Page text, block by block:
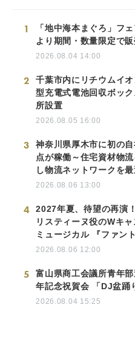
1
「地中海本まぐろ」フ
より期間・数量限定で
2026.08.04 14:00
2
千葉市内にリチウムイ
型充電式電池回収ボッ
所設置
2026.08.05 16:00
3
神奈川県厚木市に初の
点が稼働～住宅資材物
し物流ネットワークを最
2026.08.06 13:00
4
2027年夏、待望の再演
リスティーヌ役のWキ
ミュージカル 『ファント
2026.08.06 12:00
5
富山県商工会議所青年
年記念祝賀会 「DJ盆踊
2026.08.04 15:25